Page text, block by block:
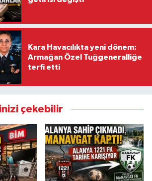
Kara Havacılıkta yeni dönem:
Armağan Özel Tuğgeneralliğe
terfi etti
çekebilir